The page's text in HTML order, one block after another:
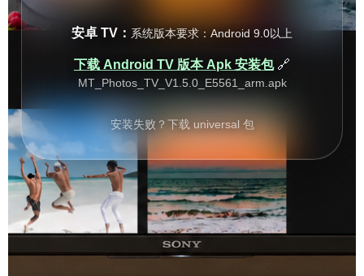
安卓 TV： 系统版本要求：Android 9.0以上
下载 Android TV 版本 Apk 安装包🔗
MT_Photos_TV_V1.5.0_E5561_arm.apk
安装失败？下载 universal 包